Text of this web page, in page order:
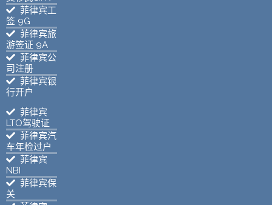
菲律宾工
签 9G
菲律宾旅
游签证 9A
菲律宾公
司注册
菲律宾银
行开户
菲律宾
LTO驾驶证
菲律宾汽
车年检过户
菲律宾
NBI
菲律宾保
关